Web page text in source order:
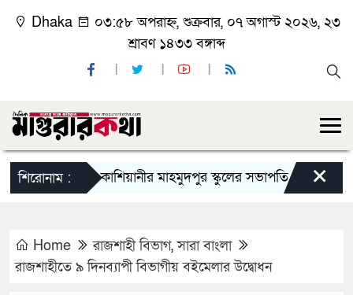
Dhaka
০৩:৫৮ অপরাহ্ন, শুক্রবার, ০৭ অগাস্ট ২০২৬, ২৩
শ্রাবণ ১৪৩৩ বঙ্গাব্দ
শিরোনাম :কাশিয়ানীর মাহমুদপুর স্কুলের সভাপতি হলেন গোবিন্দ×
Home রাজশাহী বিভাগ,সারা বাংলা
রাজশাহীতে ৯ দিনব্যাপী বিভাগীয় বইমেলার উদ্বোধন